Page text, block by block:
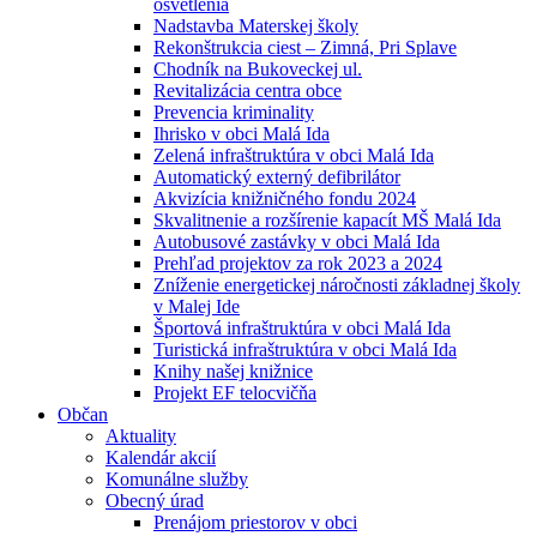
osvetlenia
Nadstavba Materskej školy
Rekonštrukcia ciest – Zimná, Pri Splave
Chodník na Bukoveckej ul.
Revitalizácia centra obce
Prevencia kriminality
Ihrisko v obci Malá Ida
Zelená infraštruktúra v obci Malá Ida
Automatický externý defibrilátor
Akvizícia knižničného fondu 2024
Skvalitnenie a rozšírenie kapacít MŠ Malá Ida
Autobusové zastávky v obci Malá Ida
Prehľad projektov za rok 2023 a 2024
Zníženie energetickej náročnosti základnej školy
v Malej Ide
Športová infraštruktúra v obci Malá Ida
Turistická infraštruktúra v obci Malá Ida
Knihy našej knižnice
Projekt EF telocvičňa
Občan
Aktuality
Kalendár akcií
Komunálne služby
Obecný úrad
Prenájom priestorov v obci